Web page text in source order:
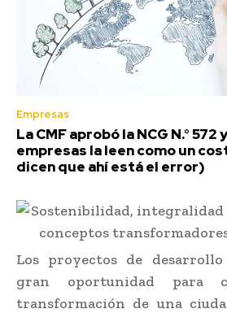
Empresas
La CMF aprobó la NCG N.° 572
empresas la leen como un
dicen que ahí está el error)
Los proyectos de
gran oportunidad para
transformación de una